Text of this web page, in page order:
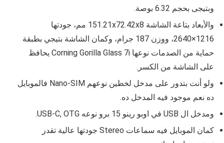
وبتيجى بحجم 6.32 بوصة.
والأبعاد بتاعة الشاشة 151.21x72.42x8 مم
، جودتها
1216×2640، ووزن 187 جرام، وكمان الشاشة بتيجي بطبقة
حماية من الصدمات نوعها Corning Gorilla Glass 7i يحافظ
على الشاشة من الكسر.
ولو أنت بتدور على مدخل لخطين نوعهم Nano‑SIM فالموبايل
ده نعم موجود فيه المدخل ده.
ومدخل ال USB في
اوبو رينو 15 برو
نوعه USB‑C, OTG.
كمان الموبايل فيه سماعات Stereo جودتها عالية تقدر